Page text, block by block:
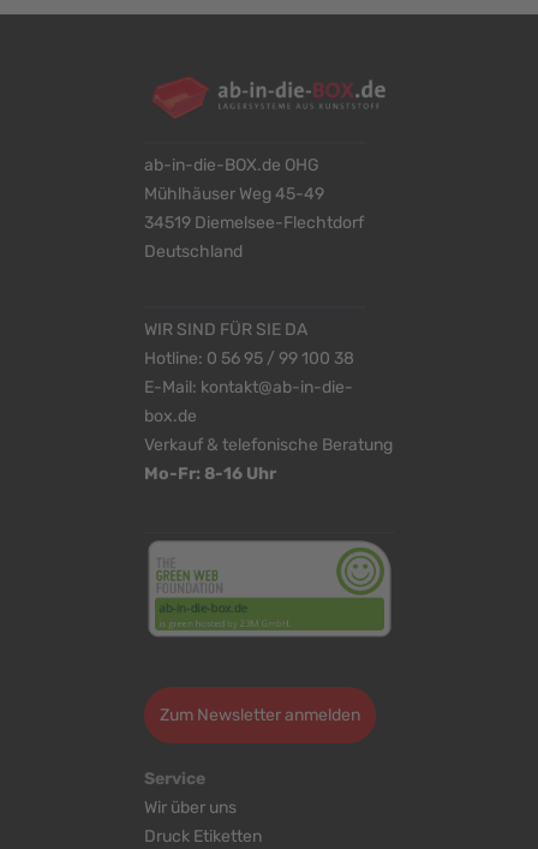
ab-in-die-BOX.de OHG
Mühlhäuser Weg 45-49
34519 Diemelsee-Flechtdorf
Deutschland
WIR SIND FÜR SIE DA
Hotline: 0 56 95 / 99 100 38
E-Mail: kontakt@ab-in-die-
box.de
Verkauf & telefonische Beratung
Mo-Fr: 8-16 Uhr
Zum Newsletter anmelden
Service
Wir über uns
Druck Etiketten